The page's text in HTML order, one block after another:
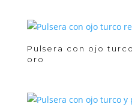
Pulsera con ojo
oro